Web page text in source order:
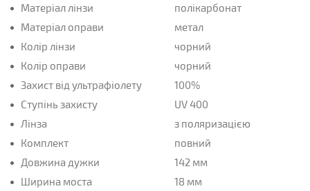
Матеріал лінзи
полікарбонат
Матеріал оправи
метал
Колір лінзи
чорний
Колір оправи
чорний
Захист від ультрафіолету
100%
Ступінь захисту
UV 400
Лінза
з поляризацією
Комплект
повний
Довжина дужки
142 мм
Ширина моста
18 мм